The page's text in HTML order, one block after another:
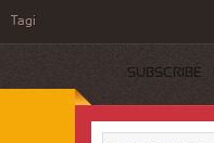
Tagi
SUBSCRIBE